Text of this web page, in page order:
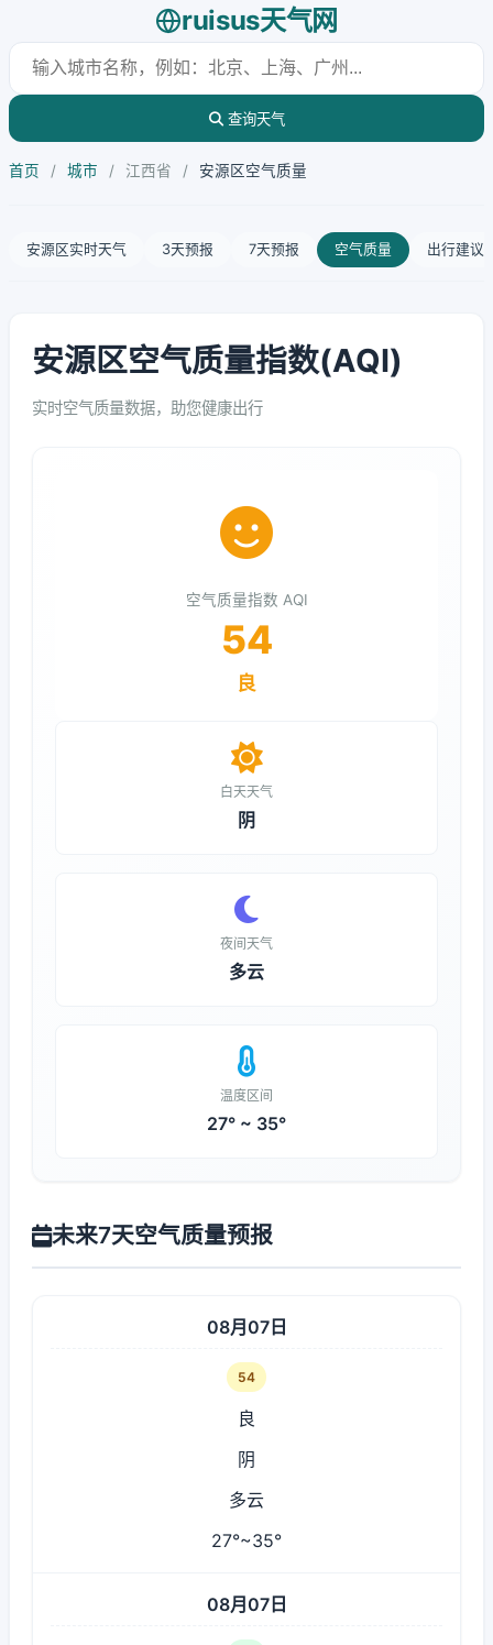
ruisus天气网
查询天气
首页 / 城市 / 江西省 / 安源区空气质量
安源区实时天气 3天预报 7天预报 空气质量 出行建议
安源区空气质量指数(AQI)
实时空气质量数据，助您健康出行
空气质量指数 AQI
54
良
白天天气
阴
夜间天气
多云
温度区间
27° ~ 35°
未来7天空气质量预报
08月07日
54
良
阴
多云
27°~35°
08月07日